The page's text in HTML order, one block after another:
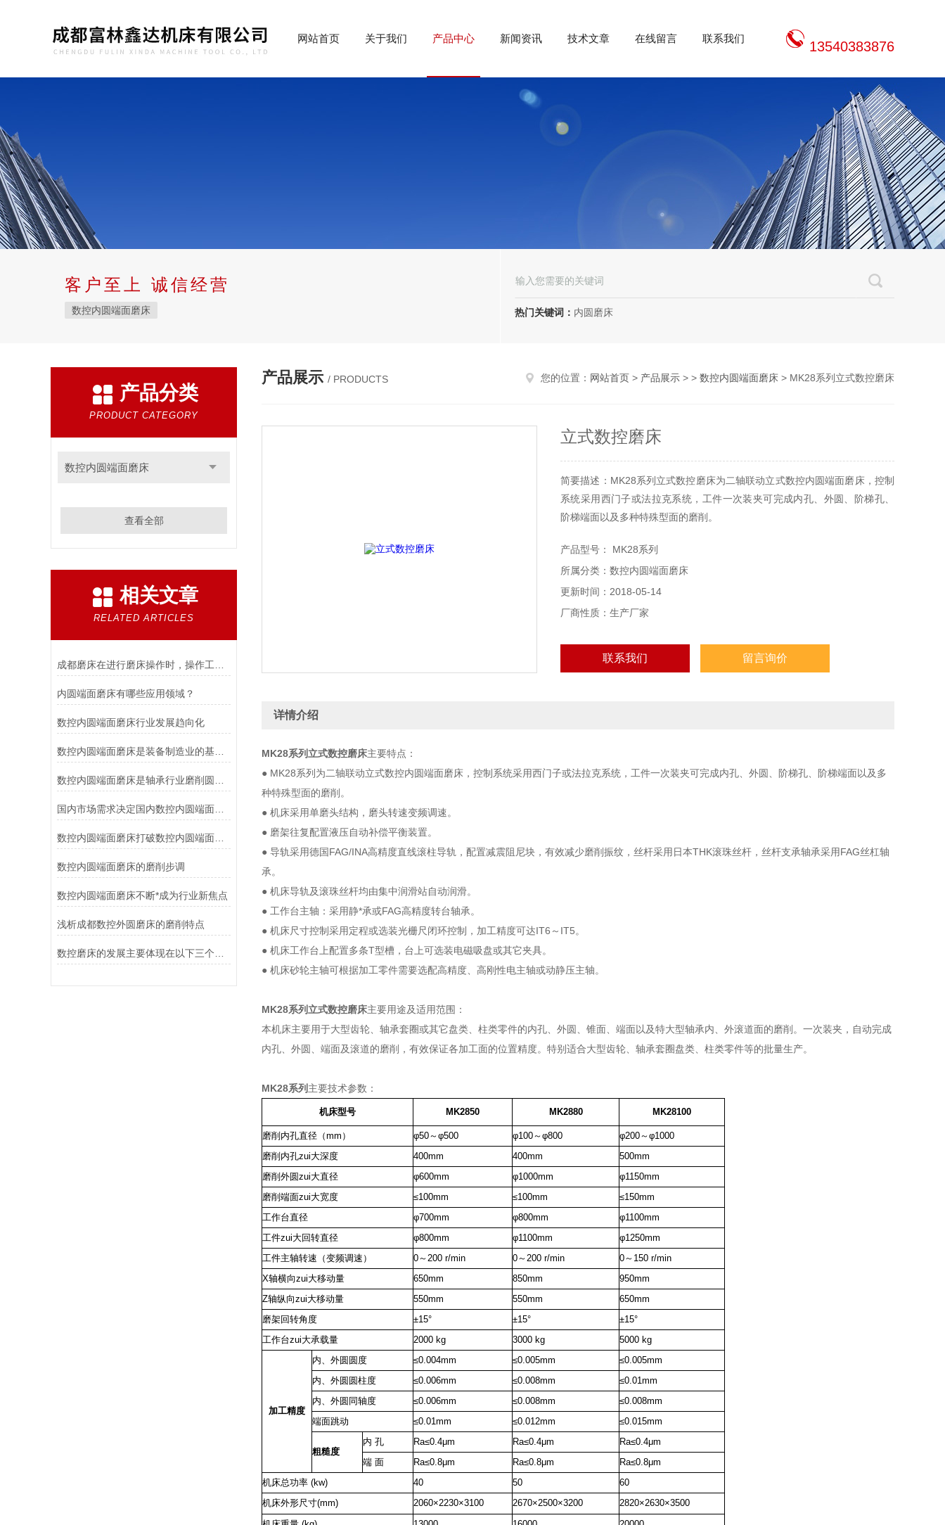
网站首页 关于我们 产品中心 新闻资讯 技术文章 在线留言 联系我们
13540383876
客户至上 诚信经营
数控内圆端面磨床 热门关键词： 内圆磨床
产品分类
PRODUCT CATEGORY
数控内圆端面磨床
查看全部
相关文章
RELATED ARTICLES
内圆端面磨床有哪些应用领域？
数控内圆端面磨床行业发展趋向化
数控内圆端面磨床是装备制造业的基础设备
国内市场需求决定国内数控内圆端面磨床的生产需求
数控内圆端面磨床打破数控内圆端面磨床行业*垄断
数控内圆端面磨床的磨削步调
数控内圆端面磨床不断*成为行业新焦点
浅析成都数控外圆磨床的磨削特点
产品展示 / PRODUCTS 您的位置： 网站首页 > 产品展示 > > 数控内圆端面磨床 > MK28系列立式数控磨床
立式数控磨床
简要描述：MK28系列立式数控磨床为二轴联动立式数控内圆端面磨床，控制
系统采用西门子或法拉克系统，工件一次装夹可完成内孔、外圆、阶梯孔、
阶梯端面以及多种特殊型面的磨削。
产品型号： MK28系列
所属分类：数控内圆端面磨床
更新时间：2018-05-14
厂商性质：生产厂家
联系我们 留言询价
详情介绍
MK28系列立式数控磨床主要特点：
● MK28系列为二轴联动立式数控内圆端面磨床，控制系统采用西门子或法拉克系统，工件一次装夹可完成内孔、外圆、阶梯孔、阶梯端面以及多
种特殊型面的磨削。
● 机床采用单磨头结构，磨头转速变频调速。
● 磨架往复配置液压自动补偿平衡装置。
● 导轨采用德国FAG/INA高精度直线滚柱导轨，配置减震阻尼块，有效减少磨削振纹，丝杆采用日本THK滚珠丝杆，丝杆支承轴承采用FAG丝杠轴
承。
● 机床导轨及滚珠丝杆均由集中润滑站自动润滑。
● 工作台主轴：采用静*承或FAG高精度转台轴承。
● 机床尺寸控制采用定程或选装光栅尺闭环控制，加工精度可达IT6～IT5。
● 机床工作台上配置多条T型槽，台上可选装电磁吸盘或其它夹具。
● 机床砂轮主轴可根据加工零件需要选配高精度、高刚性电主轴或动静压主轴。
MK28系列立式数控磨床主要用途及适用范围：
本机床主要用于大型齿轮、轴承套圈或其它盘类、柱类零件的内孔、外圆、锥面、端面以及特大型轴承内、外滚道面的磨削。一次装夹，自动完成
内孔、外圆、端面及滚道的磨削，有效保证各加工面的位置精度。特别适合大型齿轮、轴承套圈盘类、柱类零件等的批量生产。
MK28系列 主要技术参数：
机床型号 MK2850 MK2880 MK28100
磨削内孔直径（mm） φ50～φ500 φ100～φ800
φ200～φ1000
磨削内孔zui大深度
400mm 400mm
500mm
磨削外圆zui大直径
φ600mm φ1000mm
φ1150mm
磨削端面zui大宽度
≤100mm ≤100mm
≤150mm
工作台直径
φ700mm φ800mm
φ1100mm
工件zui大回转直径
φ800mm φ1100mm
φ1250mm
工件主轴转速（变频调速）
0～200 r/min 0～200 r/min 0～150 r/min
X轴横向zui大移动量
650mm 850mm
950mm
Z轴纵向zui大移动量
550mm 550mm
650mm
磨架回转角度
±15° ±15°
±15°
工作台zui大承载量
2000 kɡ 3000 kɡ 5000 kɡ
加工精度
内、外圆圆度 ≤0.004mm ≤0.005mm
≤0.005mm
内、外圆圆柱度
≤0.006mm ≤0.008mm
≤0.01mm
内、外圆同轴度
≤0.006mm ≤0.008mm
≤0.008mm
端面跳动
≤0.01mm ≤0.012mm ≤0.015mm
粗糙度
内 孔 Ra≤0.4μm Ra≤0.4μm
Ra≤0.4μm
端 面 Ra≤0.8μm Ra≤0.8μm
Ra≤0.8μm
机床总功率 (kw) 40 50
60
机床外形尺寸(mm)
2060×2230×3100 2670×2500×3200
2820×2630×3500